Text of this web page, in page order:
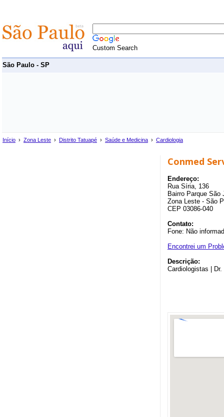
Custom Search
São Paulo - SP
Início › Zona Leste › Distrito Tatuapé › Saúde e Medicina › Cardiologia
Conmed
Endereço:
Rua Síria, 136
Bairro Parque São
Zona Leste - São
CEP 03086-040
Contato:
Fone: Não
Encontrei um
Descrição:
Cardiologistas |